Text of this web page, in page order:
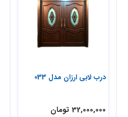
درب لابی سه لنگه چوبی و
34,000,000 تومان